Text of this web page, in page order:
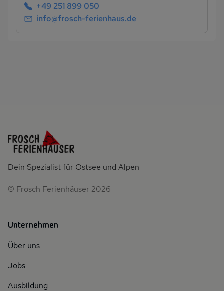
+49 251 899 050
info@frosch-ferienhaus.de
Dein Spezialist für Ostsee und Alpen
© Frosch Ferienhäuser 2026
Unternehmen
Über uns
Jobs
Ausbildung